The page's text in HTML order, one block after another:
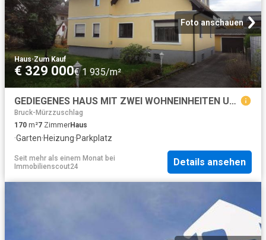
Foto anschauen
Haus·Zum Kauf
€ 329 000€ 1 935/m²
GEDIEGENES HAUS MIT ZWEI WOHNEINHEITEN UND GROSSEM GARTEN!
Bruck-Mürzzuschlag
170 m²7 ZimmerHaus
·Garten·Heizung·Parkplatz
Seit mehr als einem Monat bei
Immobilienscout24
Details ansehen